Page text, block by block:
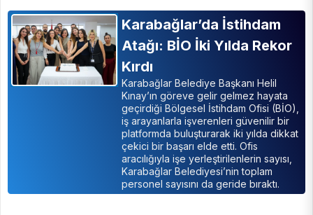
Karabağlar’da İstihdam
Atağı: BİO İki Yılda Rekor
Kırdı
Karabağlar Belediye Başkanı Helil
Kınay’ın göreve gelir gelmez hayata
geçirdiği Bölgesel İstihdam Ofisi (BİO),
iş arayanlarla işverenleri güvenilir bir
platformda buluşturarak iki yılda dikkat
çekici bir başarı elde etti. Ofis
aracılığıyla işe yerleştirilenlerin sayısı,
Karabağlar Belediyesi’nin toplam
personel sayısını da geride bıraktı.